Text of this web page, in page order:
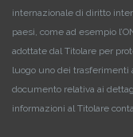
internazionale di diritto
paesi, come ad esempio
adottate dal Titolare per
luogo uno dei trasferimenti
documento relativa ai
informazioni al Titolare